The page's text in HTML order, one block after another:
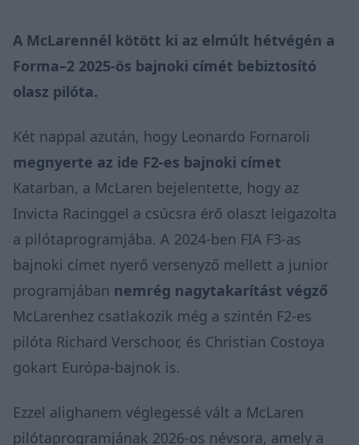
A McLarennél kötött ki az elmúlt hétvégén a
Forma–2 2025-ös bajnoki címét bebiztosító
olasz pilóta.
Két nappal azután, hogy Leonardo Fornaroli
megnyerte az ide F2-es bajnoki címet
Katarban, a McLaren bejelentette, hogy az
Invicta Racinggel a csúcsra érő olaszt leigazolta
a pilótaprogramjába. A 2024-ben FIA F3-as
bajnoki címet nyerő versenyző mellett a junior
programjában nemrég nagytakarítást végző
McLarenhez csatlakozik még a szintén F2-es
pilóta Richard Verschoor, és Christian Costoya
gokart Európa-bajnok is.
Ezzel alighanem véglegessé vált a McLaren
pilótaprogramjának 2026-os névsora, amely a